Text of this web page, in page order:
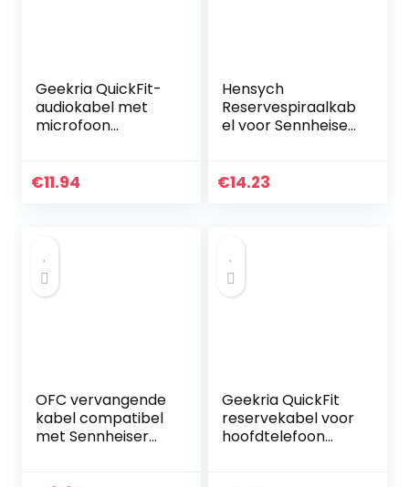
Geekria QuickFit-
audiokabel met
microfoon
BackBeat PRO
€11.94
Hensych
Reservespiraalkab
el voor Sennheiser
HD480 HD430 414
€14.23
OFC vervangende
kabel compatibel
met Sennheiser
Geekria QuickFit
reservekabel voor
hoofdtelefoon